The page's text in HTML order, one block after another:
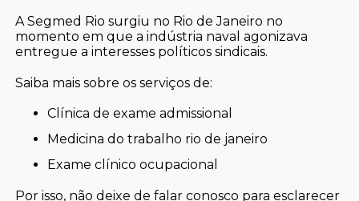
A Segmed Rio surgiu no Rio de Janeiro no
momento em que a indústria naval agonizava
entregue a interesses políticos sindicais.
Saiba mais sobre os serviços de:
clínica de exame admissional
medicina do trabalho rio de janeiro
exame clínico ocupacional
Por isso, não deixe de falar conosco para esclarecer